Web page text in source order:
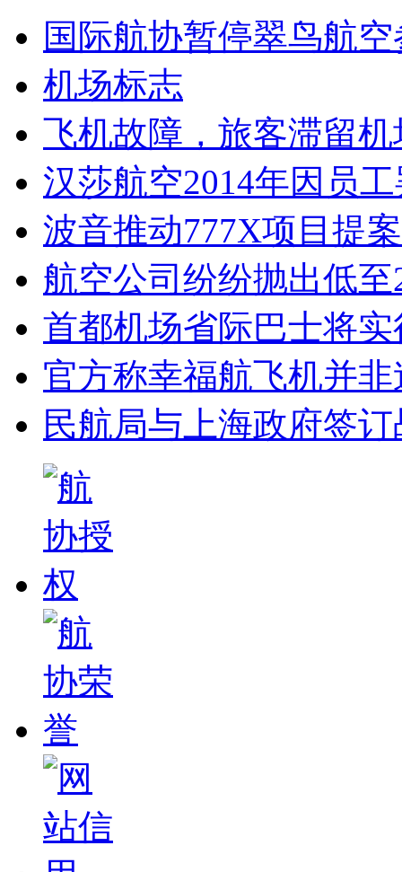
国际航协暂停翠鸟航
机场标志
飞机故障，旅客滞留
汉莎航空2014年因员
波音推动777X项目提
航空公司纷纷抛出低
首都机场省际巴士将
官方称幸福航飞机并
民航局与上海政府签